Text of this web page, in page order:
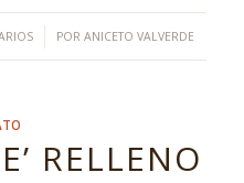
POR ANICETO VALVERDE
RELLENO